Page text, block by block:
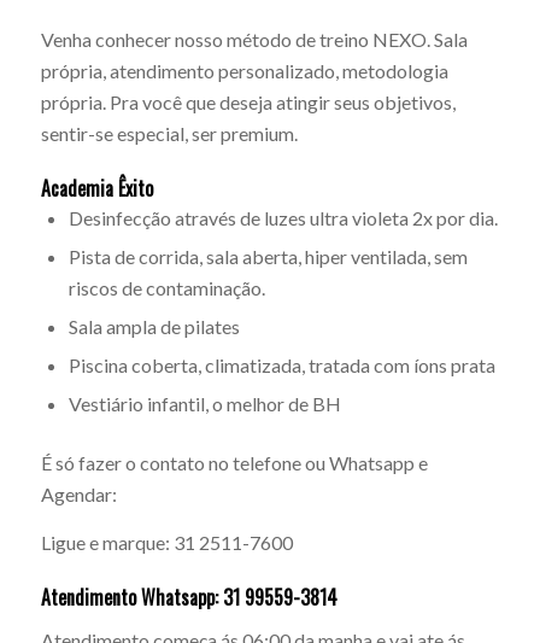
Venha conhecer nosso método de treino NEXO. Sala
própria, atendimento personalizado, metodologia
própria. Pra você que deseja atingir seus objetivos,
sentir-se especial, ser premium.
Academia Êxito
Desinfecção através de luzes ultra violeta 2x por dia.
Pista de corrida, sala aberta, hiper ventilada, sem
riscos de contaminação.
Sala ampla de pilates
Piscina coberta, climatizada, tratada com íons prata
Vestiário infantil, o melhor de BH
É só fazer o contato no telefone ou Whatsapp e
Agendar:
Ligue e marque: 31 2511-7600
Atendimento Whatsapp: 31 99559-3814